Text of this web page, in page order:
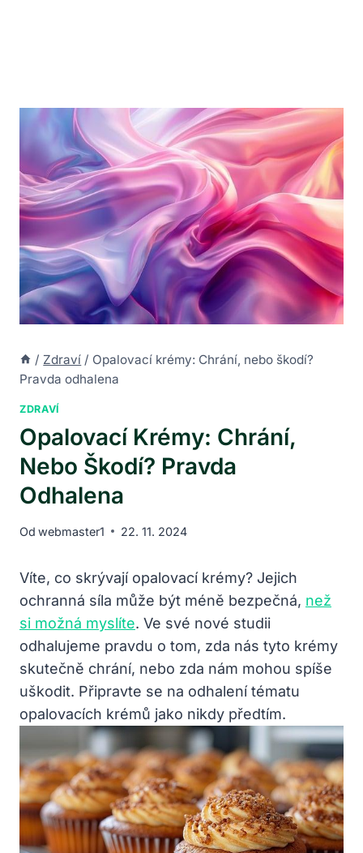
/ Zdraví / Opalovací krémy: Chrání, nebo škodí?
Pravda odhalena
ZDRAVÍ
Opalovací Krémy: Chrání,
Nebo Škodí? Pravda
Odhalena
Od webmaster1 22. 11. 2024
Víte, co skrývají opalovací krémy? Jejich
ochranná síla může být méně bezpečná, než
si možná myslíte. Ve své nové studii
odhalujeme pravdu o tom, zda nás tyto krémy
skutečně chrání, nebo zda nám mohou spíše
uškodit. Připravte se na odhalení tématu
opalovacích krémů jako nikdy předtím.